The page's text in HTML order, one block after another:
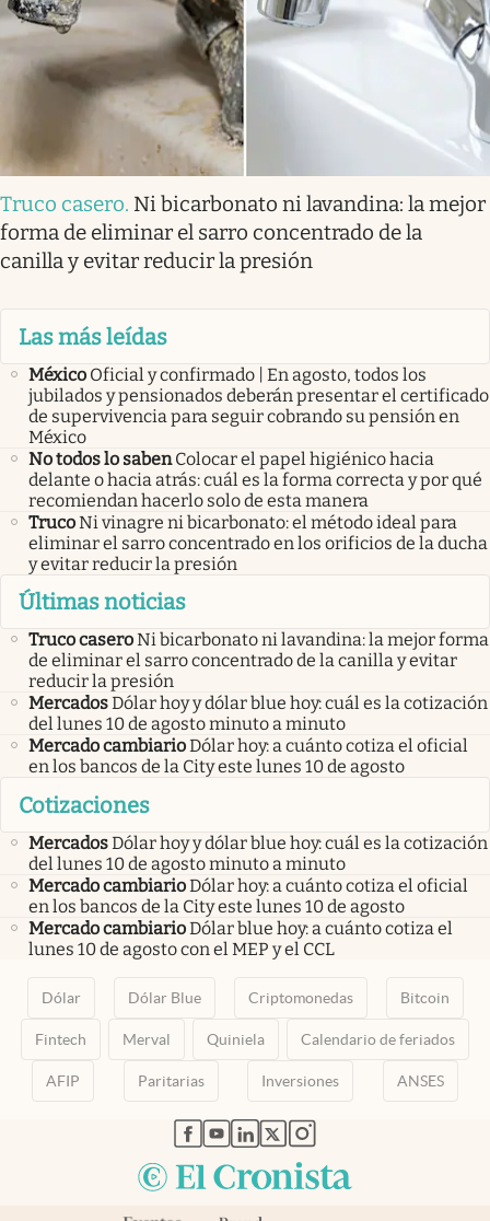
Truco casero. Ni bicarbonato ni lavandina: la mejor
forma de eliminar el sarro concentrado de la
canilla y evitar reducir la presión
Las más leídas
México Oficial y confirmado | En agosto, todos los
jubilados y pensionados deberán presentar el certificado
de supervivencia para seguir cobrando su pensión en
México
No todos lo saben Colocar el papel higiénico hacia
delante o hacia atrás: cuál es la forma correcta y por qué
recomiendan hacerlo solo de esta manera
TrucoNi vinagre ni bicarbonato: el método ideal para
eliminar el sarro concentrado en los orificios de la ducha
y evitar reducir la presión
Últimas noticias
Truco caseroNi bicarbonato ni lavandina: la mejor forma
de eliminar el sarro concentrado de la canilla y evitar
reducir la presión
MercadosDólar hoy y dólar blue hoy: cuál es la cotización
del lunes 10 de agosto minuto a minuto
Mercado cambiarioDólar hoy: a cuánto cotiza el oficial
en los bancos de la City este lunes 10 de agosto
Cotizaciones
MercadosDólar hoy y dólar blue hoy: cuál es la cotización
del lunes 10 de agosto minuto a minuto
Mercado cambiarioDólar hoy: a cuánto cotiza el oficial
en los bancos de la City este lunes 10 de agosto
Mercado cambiarioDólar blue hoy: a cuánto cotiza el
lunes 10 de agosto con el MEP y el CCL
Dólar Dólar Blue Criptomonedas Bitcoin
Fintech Merval Quiniela Calendario de feriados
AFIP Paritarias Inversiones ANSES
abre en nueva pestaña
abre en nueva pestaña
abre en nueva pestaña
abre en nueva pestaña
abre en nueva pestaña